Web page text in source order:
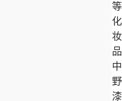
等
化
妆
品
野
漆